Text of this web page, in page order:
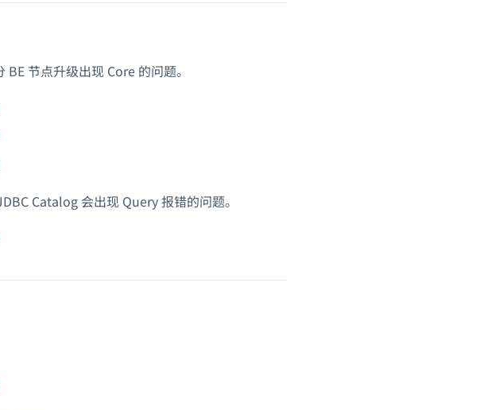
节点升级出现 Core 的问题。
Catalog 会出现 Query 报错的问题。